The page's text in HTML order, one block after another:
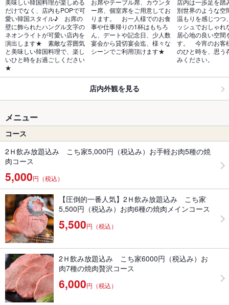
だけでなく、店内もPOPで可
愛い韓国スタイル♪　お席の
壁に飾られたハングル文字の
ネオンライトが可愛い店内を
演出します★　素敵な雰囲気
と美味しい韓国料理で、楽し
いひと時をお過ごしください
★
ー席、個室席をご用意してお
ります。　お一人様でのお食
事や仕事帰りの1杯はもちろ
ん、デートや記念日、少人数
宴会から貸切宴会迄、様々な
シーンでご利用頂けます★
別世界のような空
温もりを感じつつ
ッシュでおしゃれ
居心地の良い空間
す。　今宵のお客
のひと時を、思う
みください。
店内外観を見る
メニュー
コース
2Ｈ飲み放題込み こち家5,000円（税込み）お手軽お肉5種の焼
肉コース
5,000円（税込）
【圧倒的一番人気】2Ｈ飲み放題込み こち家
5,500円（税込み）お肉6種の焼肉メインコース
5,500円（税込）
2Ｈ飲み放題込み こち家6000円（税込み）お
肉7種の焼肉贅沢コース
6,000円（税込）